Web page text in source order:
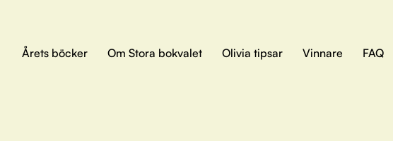
Årets böcker Om Stora bokvalet Olivia tipsar Vinnare FAQ